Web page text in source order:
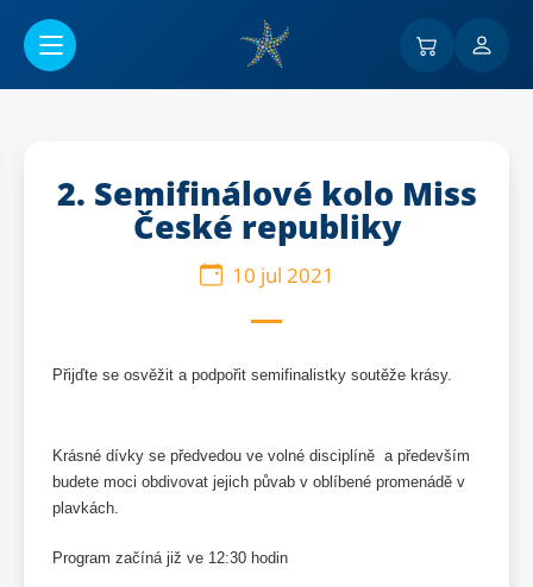
2. Semifinálové kolo Miss
České republiky
10 jul 2021
Přijďte se osvěžit a podpořit semifinalistky soutěže krásy.
Krásné dívky se předvedou ve volné disciplíně a především
budete moci obdivovat jejich půvab v oblíbené promenádě v
plavkách.
Program začíná již ve 12:30 hodin